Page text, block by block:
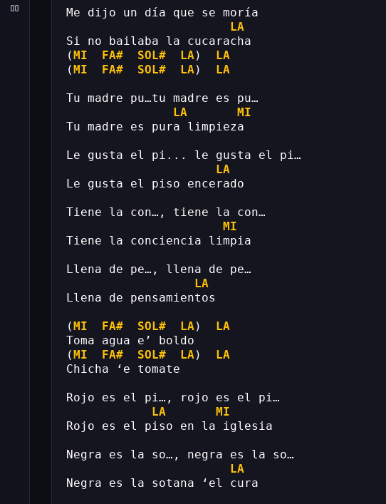
Me dijo un día que se moría
LA
Si no bailaba la cucaracha
(MI FA# SOL# LA) LA
(MI FA# SOL# LA) LA
Tu madre pu…tu madre es pu…
LA
MI
Tu madre es pura limpieza
Le gusta el pi... le gusta el pi…
LA
Le gusta el piso encerado
Tiene la con…, tiene la con…
MI
Tiene la conciencia limpia
Llena de pe…, llena de pe…
LA
Llena de pensamientos
(MI FA# SOL# LA) LA
Toma agua e’ boldo
(MI FA# SOL# LA) LA
Chicha ‘e tomate
Rojo es el pi…, rojo es el pi…
LA
MI
Rojo es el piso en la iglesia
Negra es la so…, negra es la so…
LA
Negra es la sotana ‘el cura